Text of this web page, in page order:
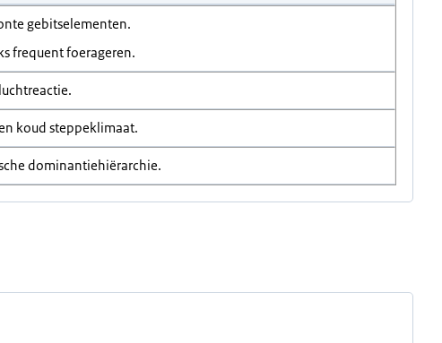
gebitselementen.
frequent foerageren.
koud steppeklimaat.
dominantiehiërarchie.